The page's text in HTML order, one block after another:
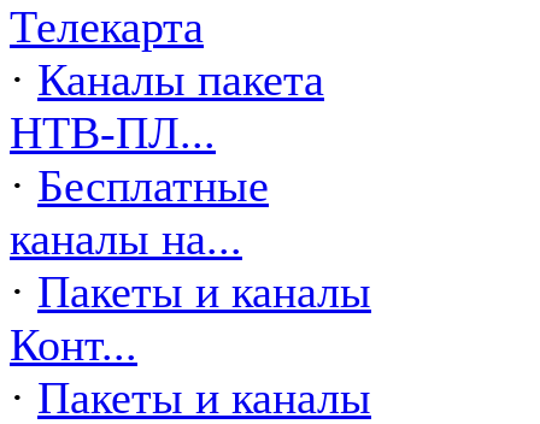
Телекарта
· Каналы пакета
НТВ-ПЛ...
· Бесплатные
каналы на...
· Пакеты и каналы
Конт...
· Пакеты и каналы